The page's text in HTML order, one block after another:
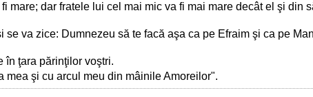
dar fratele lui cel mai mic va fi mai mare decât el şi din
va zice: Dumnezeu să te facă aşa ca pe Efraim şi ca pe
în ţara părinţilor voştri.
mea şi cu arcul meu din mâinile Amoreilor".